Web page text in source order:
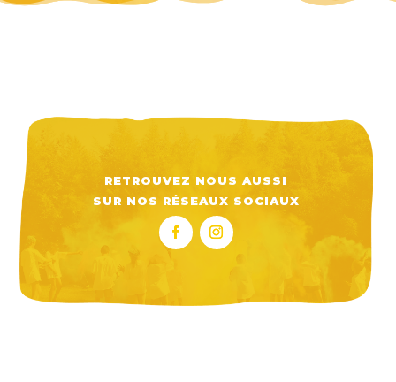
RETROUVEZ NOUS AUSSI
SUR NOS RÉSEAUX SOCIAUX